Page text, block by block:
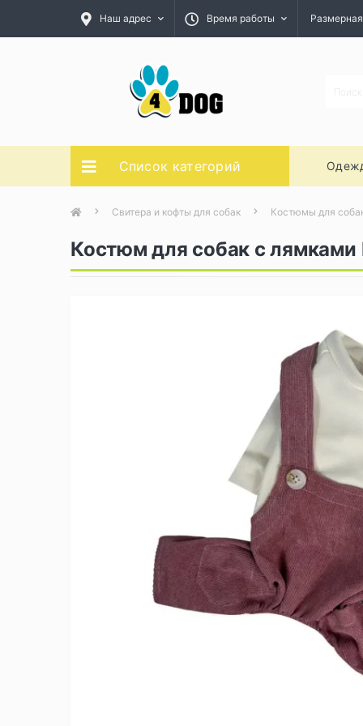
Наш адрес Время работы
Список категорий
Свитера и кофты для собак Костюмы для
Костюм для собак с лямками